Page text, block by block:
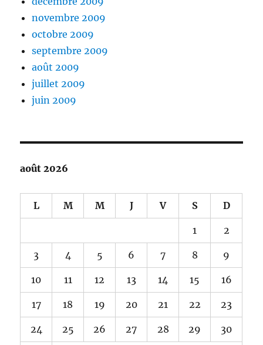
novembre 2009
octobre 2009
septembre 2009
août 2009
juillet 2009
juin 2009
août 2026
L M M J V S D
1 2
3 4 5 6 7 8 9
10 11 12 13 14 15 16
17 18 19 20 21 22 23
24 25 26 27 28 29 30